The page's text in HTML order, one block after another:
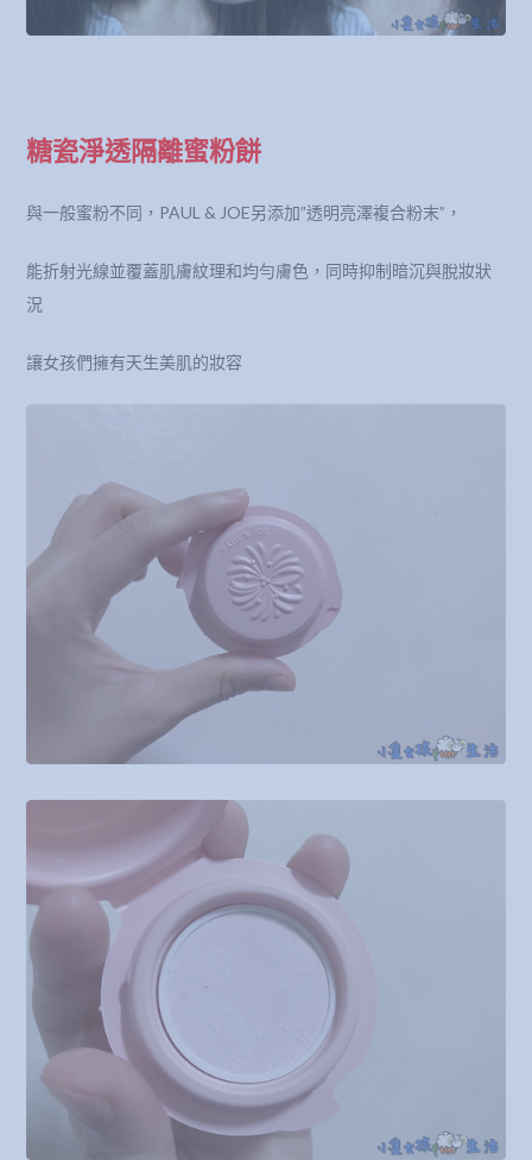
糖瓷淨透隔離蜜粉餅
與一般蜜粉不同，PAUL & JOE另添加”透明亮澤複合粉末”，
能折射光線並覆蓋肌膚紋理和均勻膚色，同時抑制暗沉與脫妝狀
況
讓女孩們擁有天生美肌的妝容